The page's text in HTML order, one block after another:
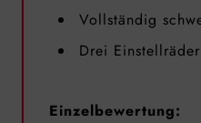
Vollständig
Drei Einstellräder
Einzelbewertung: